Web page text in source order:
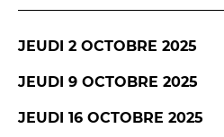
JEUDI 2 OCTOBRE 2025
JEUDI 9 OCTOBRE 2025
JEUDI 16 OCTOBRE 2025